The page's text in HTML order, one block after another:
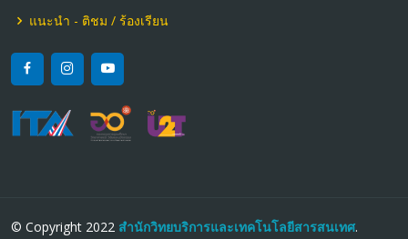
แนะนำ - ติชม / ร้องเรียน
© Copyright 2022 สำนักวิทยบริการและเทคโนโลยีสารสนเทศ.